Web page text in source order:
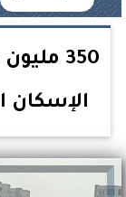
350
الإسكان